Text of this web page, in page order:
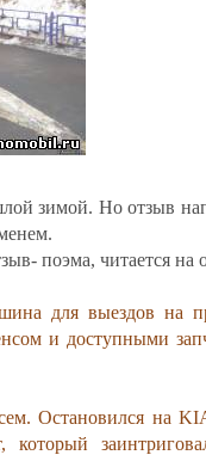
зимой. Но отзыв
поэма, читается
для выездов на
и доступными
Остановился на